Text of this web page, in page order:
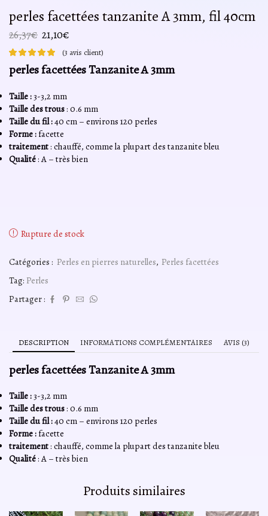
perles facettées tanzanite A 3mm, fil 40cm
26,37€ Le
prix
initial
était :
21,10€
prix
actuel
est :
(3 avis client)
perles facettées Tanzanite A 3mm
Taille :3-3,2 mm
Taille des trous: 0.6 mm
Taille du fil :40 cm – environs 120 perles
Forme : facette
traitement: chauffé, comme la plupart des tanzanite bleu
Qualité: A – très bien
Rupture de stock
Catégories : Perles en pierres naturelles, Perles facettées
Tag: Perles
Partager :
DESCRIPTION INFORMATIONS COMPLÉMENTAIRES AVIS (3)
perles facettées Tanzanite A 3mm
Taille :3-3,2 mm
Taille des trous: 0.6 mm
Taille du fil :40 cm – environs 120 perles
Forme : facette
traitement: chauffé, comme la plupart des tanzanite bleu
Qualité: A – très bien
Produits similaires